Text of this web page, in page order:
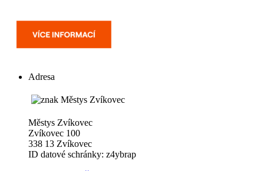
Adresa
Městys Zvíkovec
Zvíkovec 100
338 13 Zvíkovec
ID datové schránky: z4ybrap